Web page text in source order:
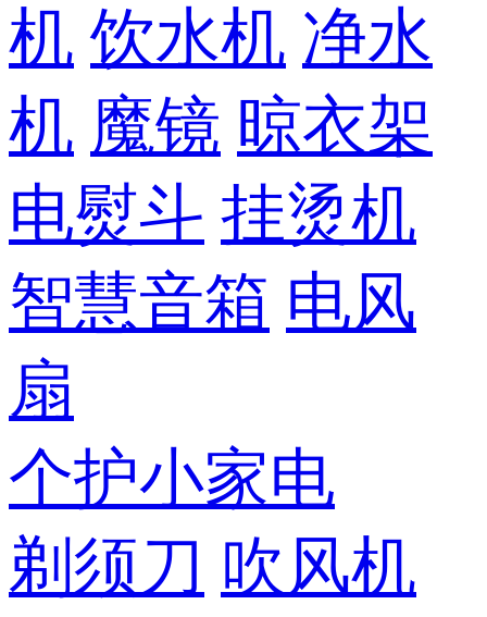
机 饮水机 净水
机 魔镜 晾衣架
电熨斗 挂烫机
智慧音箱 电风
扇
个护小家电
剃须刀 吹风机